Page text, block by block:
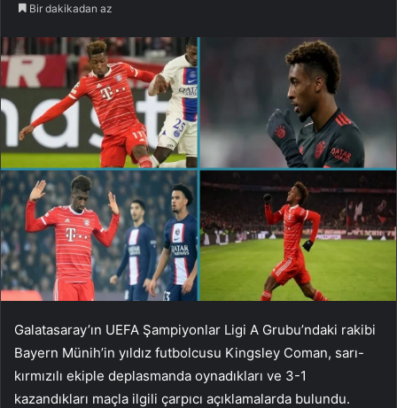
Bir dakikadan az
Galatasaray’ın UEFA Şampiyonlar Ligi A Grubu’ndaki rakibi
Bayern Münih’in yıldız futbolcusu Kingsley Coman, sarı-
kırmızılı ekiple deplasmanda oynadıkları ve 3-1
kazandıkları maçla ilgili çarpıcı açıklamalarda bulundu.